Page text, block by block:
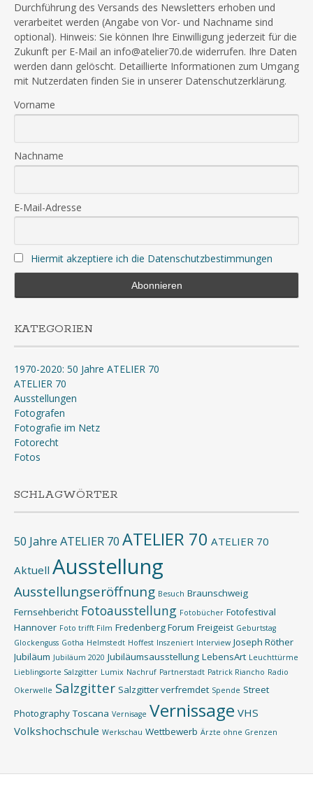
Durchführung des Versands des Newsletters erhoben und
verarbeitet werden (Angabe von Vor- und Nachname sind
optional). Hinweis: Sie können Ihre Einwilligung jederzeit für die
Zukunft per E-Mail an info@atelier70.de widerrufen. Ihre Daten
werden dann gelöscht. Detaillierte Informationen zum Umgang
mit Nutzerdaten finden Sie in unserer Datenschutzerklärung.
Vorname
Nachname
E-Mail-Adresse
Hiermit akzeptiere ich die Datenschutzbestimmungen
KATEGORIEN
1970-2020: 50 Jahre ATELIER 70
ATELIER 70
Ausstellungen
Fotografen
Fotografie im Netz
Fotorecht
Fotos
SCHLAGWÖRTER
50 Jahre ATELIER 70 ATELIER 70 ATELIER 70
Aktuell Ausstellung
Ausstellungseröffnung Besuch Braunschweig
Fernsehbericht Fotoausstellung Fotobücher Fotofestival
Hannover Foto trifft Film Fredenberg Forum Freigeist Geburtstag
Glockenguss Gotha Helmstedt Hoffest Inszeniert Interview Joseph Röther
Jubiläum Jubiläum 2020 Jubiläumsausstellung LebensArt Leuchttürme
Lieblingsorte Salzgitter Lumix Nachruf Partnerstadt Patrick Riancho Radio
Okerwelle Salzgitter Salzgitter verfremdet Spende Street
Photography Toscana Vernisage Vernissage VHS
Volkshochschule Werkschau Wettbewerb Ärzte ohne Grenzen